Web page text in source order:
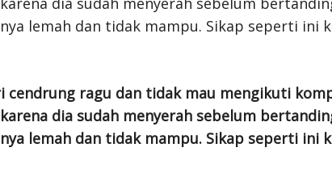
cendrung ragu dan tidak mau mengikuti
dia sudah menyerah sebelum
lemah dan tidak mampu. Sikap seperti ini